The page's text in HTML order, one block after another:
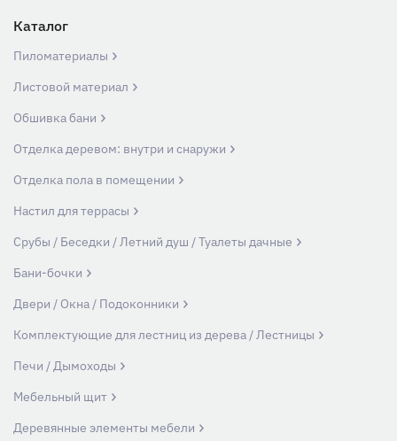
Каталог
Пиломатериалы
Листовой материал
Обшивка бани
Отделка деревом: внутри и снаружи
Отделка пола в помещении
Настил для террасы
Срубы / Беседки / Летний душ / Туалеты дачные
Бани-бочки
Двери / Окна / Подоконники
Комплектующие для лестниц из дерева / Лестницы
Печи / Дымоходы
Мебельный щит
Деревянные элементы мебели